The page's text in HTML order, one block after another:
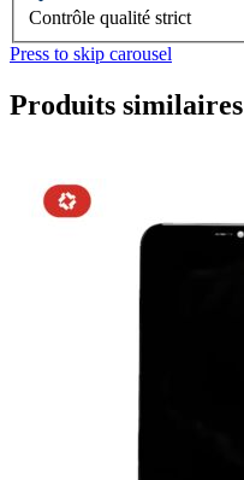
Contrôle qualité strict
Press to skip carousel
Produits similaires